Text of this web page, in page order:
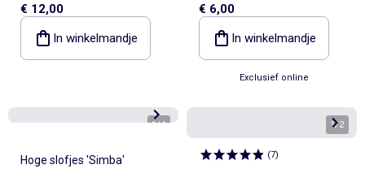
€ 12,00
In winkelmandje
mouwen
€ 6,00
In winkelmandje
Exclusief online
1/4
Hoge slofjes 'Simba'
1/2
(7)